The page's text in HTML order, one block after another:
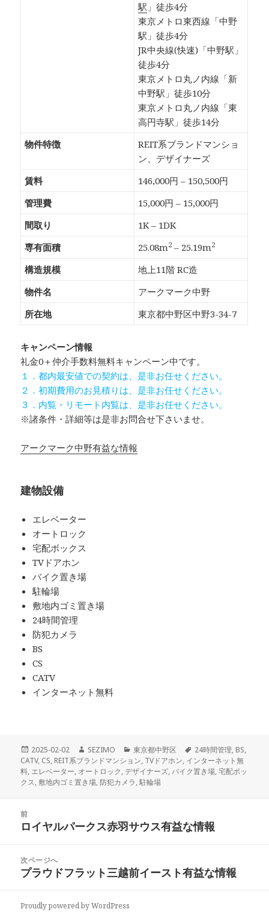
駅 」徒歩4分
東京メトロ東西線「中野
駅」徒歩4分
JR中央線(快速)「中野駅」
徒歩4分
東京メトロ丸ノ内線「新
中野駅」徒歩10分
東京メトロ丸ノ内線「東
高円寺駅」徒歩14分
物件特徴
REIT系ブランドマンショ
ン、デザイナーズ
賃料
146,000円 – 150,500円
管理費
15,000円 – 15,000円
間取り
1K – 1DK
専有面積
25.08m2 – 25.19m2
構造規模
地上11階 RC造
物件名
アークマーク中野
所在地
東京都中野区中野3-34-7
キャンペーン情報
礼金0＋仲介手数料無料キャンペーン中です。
１．都内最安値での契約は、是非お任せください。
２．初期費用のお見積りは、是非お任せください。
３．内覧・リモート内覧は、是非お任せください。
※諸条件・詳細等は是非お問合せ下さいませ。
アークマーク中野有益な情報
建物設備
エレベーター
オートロック
宅配ボックス
TVドアホン
バイク置き場
駐輪場
敷地内ゴミ置き場
24時間管理
防犯カメラ
BS
CS
CATV
インターネット無料
投
稿
日:
2025-02-02
作
成
者
SEZIMO
カ
テ
ゴ
リ
東京都中野区
タ
グ
24時間管理, BS,
CATV, CS, REIT系ブランドマンション, TVドアホン, インターネット無
料, エレベーター, オートロック,デザイナーズ,バイク置き場,宅配ボッ
クス, 敷地内ゴミ置き場,防犯カメラ,駐輪場
前
前
投
稿:
ロイヤルパークス赤羽サウス有益な情報
次ページへ
次
投
プラウドフラット三越前イースト有益な情報
Proudly powered by WordPress